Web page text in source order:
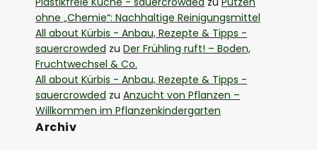
ohne „Chemie“: Nachhaltige Reinigungsmittel
All about Kürbis - Anbau, Rezepte & Tipps -
sauercrowded zu Der Frühling ruft! – Boden,
Fruchtwechsel & Co.
All about Kürbis - Anbau, Rezepte & Tipps -
sauercrowded zu Anzucht von Pflanzen –
Willkommen im Pflanzenkindergarten
Archiv